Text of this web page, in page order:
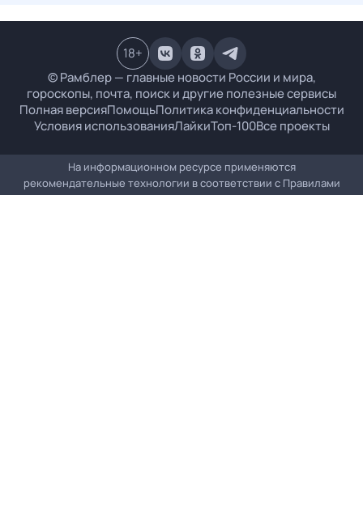
© Рамблер — главные новости России и мира,
гороскопы, почта, поиск и другие полезные сервисы
Полная версияПомощьПолитика конфиденциальности
Условия использованияЛайкиТоп-100Все проекты
18+
На информационном ресурсе применяются
рекомендательные технологии в соответствии с Правилами